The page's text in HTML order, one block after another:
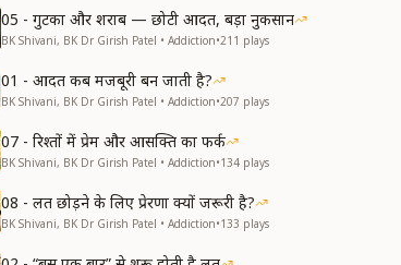
05 - गुटका और शराब — छोटी आदत, बड़ा नुकसान
BK Shivani, BK Dr Girish Patel • Addiction•211 plays
01 - आदत कब मजबूरी बन जाती है?
BK Shivani, BK Dr Girish Patel • Addiction•207 plays
07 - रिश्तों में प्रेम और आसक्ति का फर्क
BK Shivani, BK Dr Girish Patel • Addiction•134 plays
08 - लत छोड़ने के लिए प्रेरणा क्यों जरूरी है?
BK Shivani, BK Dr Girish Patel • Addiction•133 plays